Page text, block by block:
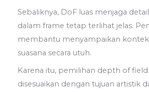
Sebaliknya, DoF luas menjaga
dalam frame tetap terlihat jelas.
membantu menyampaikan
suasana secara utuh.
Karena itu, pemilihan depth of field
disesuaikan dengan tujuan artistik